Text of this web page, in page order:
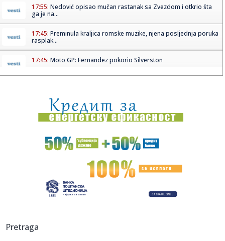
17:55: Nedović opisao mučan rastanak sa Zvezdom i otkrio šta
ga je na...
17:45: Preminula kraljica romske muzike, njena posljednja poruka
rasplak...
17:45: Moto GP: Fernandez pokorio Silverston
17:43:Stanković pred Hapoel: U utorak nam je potreban svaki
glas
17:43:Kiton Volas novi igrač Makabija, potpisao dvogodišnji
ugovor
Filmska pljačka u Budvi: Maskirani razbojnici odnijeli oko
17:39:Kurtinović o digitalnom nasilju: Potrebna bolja zakonska
reagovali u p...
Pretraga